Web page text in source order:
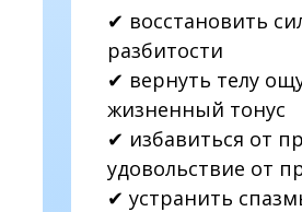
✔ восстановить
разбитости
✔ вернуть телу
жизненный тонус
✔ избавиться от
удовольствие от
✔ устранить